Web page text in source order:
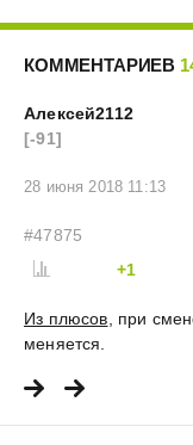
КОММЕНТАРИЕВ
Алексей2112
[-91]
28 июня 2018 11:13
#47875
+1
Из плюсов , при
меняется.